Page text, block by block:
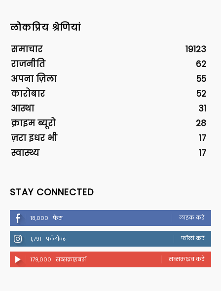
लोकप्रिय श्रेणियां
समाचार
19123
राजनीति
62
अपना ज़िला
55
कारोबार
52
आस्था
31
क्राइम ब्यूरो
28
ज़रा इधर भी
17
स्वास्थ्य
17
STAY CONNECTED
18,000 फैंस लाइक करें
1,791 फॉलोवर फॉलो करें
179,000 सब्सक्राइबर्स सब्सक्राइब करें